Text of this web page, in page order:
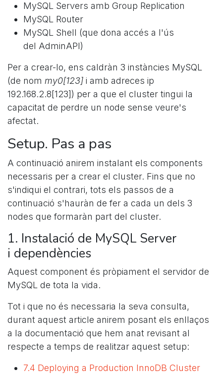
MySQL Servers amb Group Replication
MySQL Router
MySQL Shell (que dona accés a l'ús
del AdminAPI)
Per a crear-lo, ens caldràn 3 instàncies MySQL
(de nom my0[123] i amb adreces ip
192.168.2.8[123]) per a que el cluster tingui la
capacitat de perdre un node sense veure's
afectat.
Setup. Pas a pas
A continuació anirem instalant els components
necessaris per a crear el cluster. Fins que no
s'indiqui el contrari, tots els passos de a
continuació s'hauràn de fer a cada un dels 3
nodes que formaràn part del cluster.
1. Instalació de MySQL Server
i dependències
Aquest component és pròpiament el servidor de
MySQL de tota la vida.
Tot i que no és necessaria la seva consulta,
durant aquest article anirem posant els enllaços
a la documentació que hem anat revisant al
respecte a temps de realitzar aquest setup:
7.4 Deploying a Production InnoDB Cluster